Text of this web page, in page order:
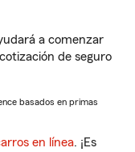
a comenzar
de seguro
basados en primas
en línea. ¡Es